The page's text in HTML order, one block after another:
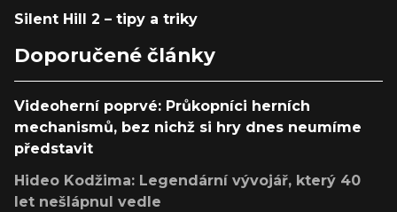
Silent Hill 2 – tipy a triky
Doporučené články
Videoherní poprvé: Průkopníci herních
mechanismů, bez nichž si hry dnes neumíme
představit
Hideo Kodžima: Legendární vývojář, který 40
let nešlápnul vedle